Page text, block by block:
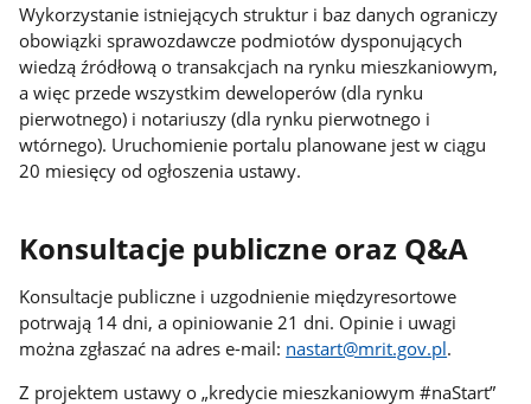
Wykorzystanie istniejących struktur i baz danych ograniczy
obowiązki sprawozdawcze podmiotów dysponujących
wiedzą źródłową o transakcjach na rynku mieszkaniowym,
a więc przede wszystkim deweloperów (dla rynku
pierwotnego) i notariuszy (dla rynku pierwotnego i
wtórnego). Uruchomienie portalu planowane jest w ciągu
20 miesięcy od ogłoszenia ustawy.
Konsultacje publiczne oraz Q&A
Konsultacje publiczne i uzgodnienie międzyresortowe
potrwają 14 dni, a opiniowanie 21 dni. Opinie i uwagi
można zgłaszać na adres e-mail: nastart@mrit.gov.pl.
Z projektem ustawy o „kredycie mieszkaniowym #naStart”